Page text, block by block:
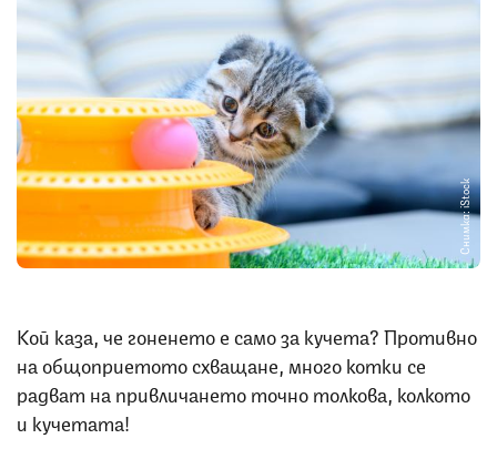
Снимка: iStock
Кой каза, че гоненето е само за кучета? Противно
на общоприетото схващане, много котки се
радват на привличането точно толкова, колкото
и кучетата!